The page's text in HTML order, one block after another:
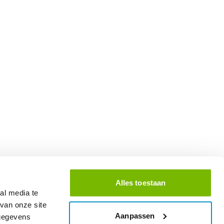
media te
onze site
Alles toestaan
Aanpassen